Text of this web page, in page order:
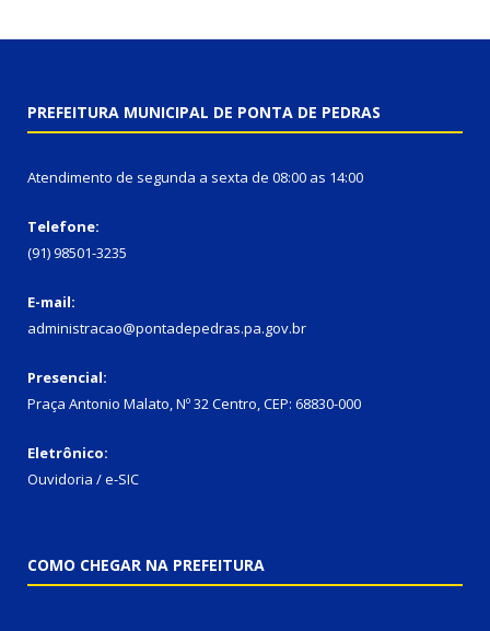
PREFEITURA MUNICIPAL DE PONTA DE PEDRAS
Atendimento de segunda a sexta de 08:00 as 14:00
Telefone:
(91) 98501-3235
E-mail:
administracao@pontadepedras.pa.gov.br
Presencial:
Praça Antonio Malato, Nº 32 Centro, CEP: 68830-000
Eletrônico:
Ouvidoria / e-SIC
COMO CHEGAR NA PREFEITURA